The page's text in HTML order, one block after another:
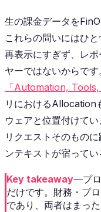
生の課金データを
これらの問いにはひ
再表示にすぎず、レ
ヤーではないからです
「Automation, Tools,
リにおけるAllocation
ウェアと位置付けて
リクエストそのもの
ンテキストが宿ってい
Key takeaway—プ
だけです。財務・プ
であり、両者はまっ